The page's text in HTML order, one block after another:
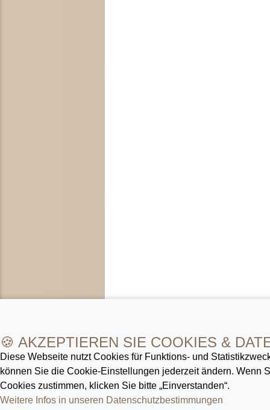
🍪 AKZEPTIEREN SIE COOKIES &
Diese Webseite nutzt Cookies für Funktions- und
können Sie die Cookie-Ein­stellungen jederzeit ändern. Wenn
Cookies zustimmen, klicken Sie bitte „Einverstanden“.
Weitere Infos in unseren Datenschutz­bestimmungen